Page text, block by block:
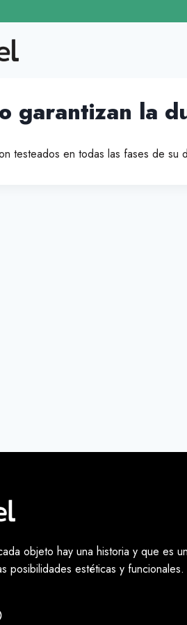
garantizan la
testeados en todas las fases de
objeto hay una historia y que es
posibilidades estéticas y funcionales.